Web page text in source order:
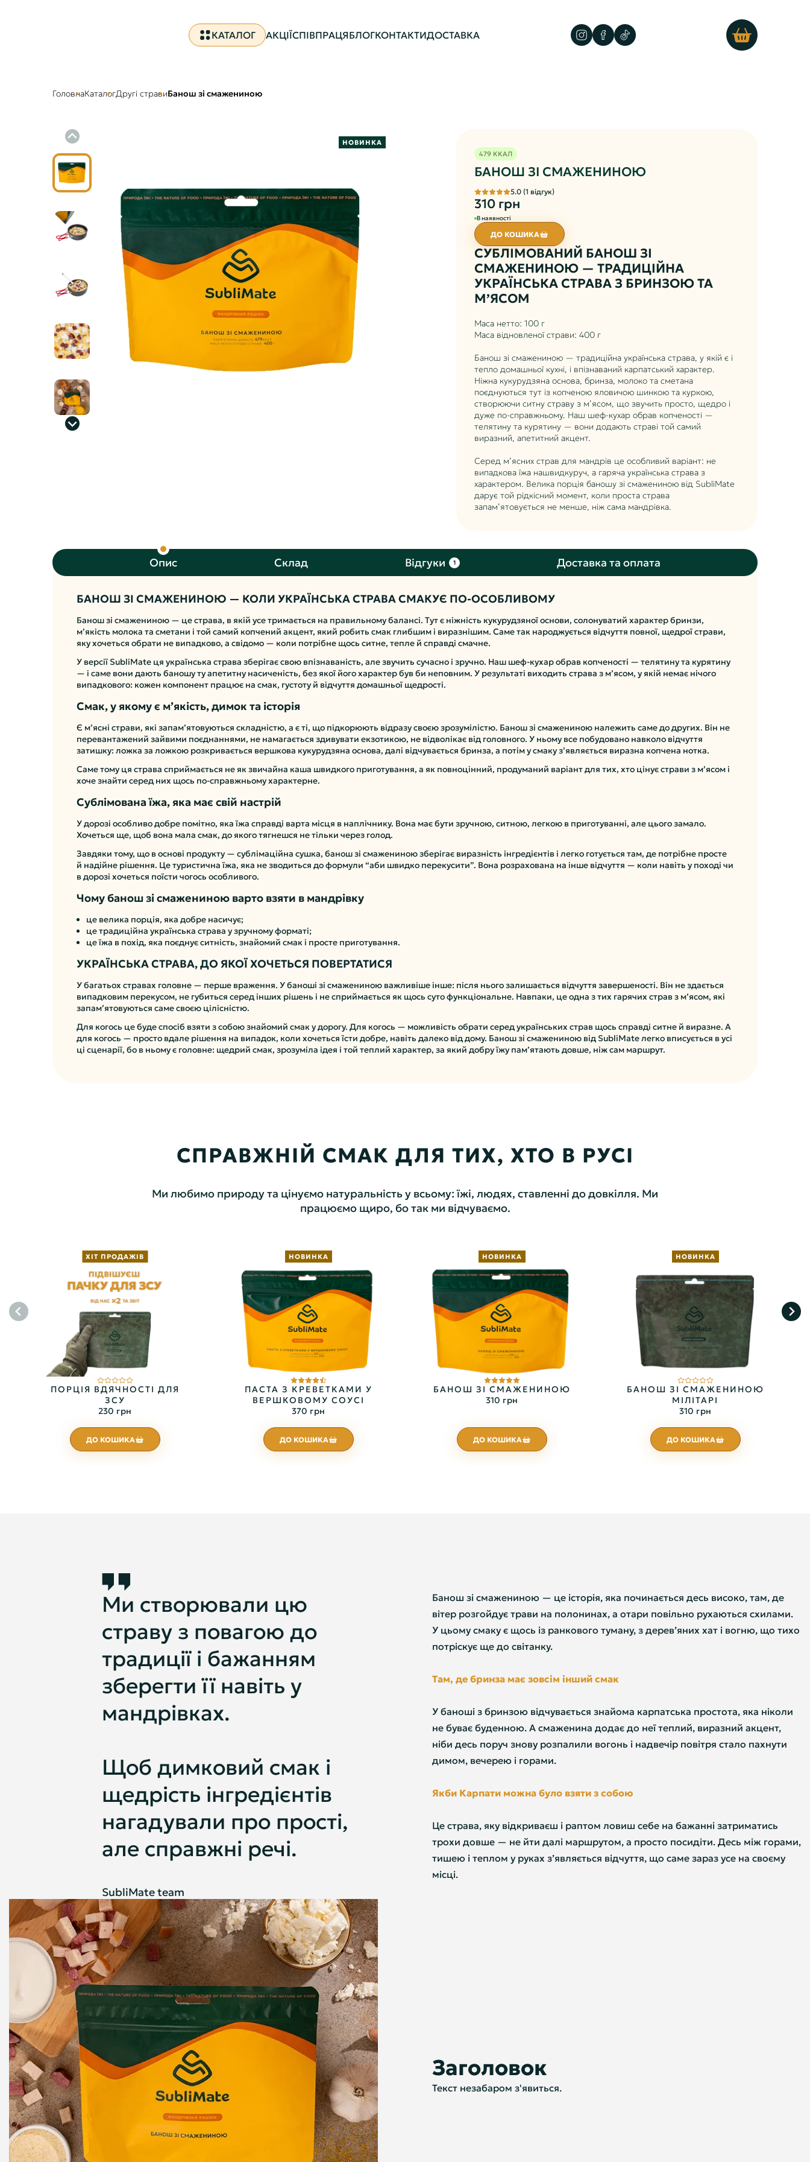
КАТАЛОГ АКЦІЇСПІВПРАЦЯБЛОГКОНТАКТИДОСТАВКА
ГоловнаКаталогДругі стравиБанош зі смажениною
НОВИНКА
479 ККАЛ
БАНОШ ЗІ СМАЖЕНИНОЮ
5.0 (1 відгук)
310 грн
В наявності
ДО КОШИКА
СУБЛІМОВАНИЙ БАНОШ ЗІ
СМАЖЕНИНОЮ — ТРАДИЦІЙНА
УКРАЇНСЬКА СТРАВА З БРИНЗОЮ ТА
М’ЯСОМ
Маса нетто: 100 г
Маса відновленої страви: 400 г
Банош зі смажениною — традиційна українська страва, у якій є і
тепло домашньої кухні, і впізнаваний карпатський характер.
Ніжна кукурудзяна основа, бринза, молоко та сметана
поєднуються тут із копченою яловичою шинкою та куркою,
створюючи ситну страву з м’ясом, що звучить просто, щедро і
дуже по-справжньому. Наш шеф-кухар обрав копченості —
телятину та курятину — вони додають страві той самий
виразний, апетитний акцент.
Серед м’ясних страв для мандрів це особливий варіант: не
випадкова їжа нашвидкуруч, а гаряча українська страва з
характером. Велика порція баношу зі смажениною від SubliMate
дарує той рідкісний момент, коли проста страва
запам’ятовується не менше, ніж сама мандрівка.
Опис Склад Відгуки 1 Доставка та оплата
БАНОШ ЗІ СМАЖЕНИНОЮ — КОЛИ УКРАЇНСЬКА СТРАВА СМАКУЄ ПО-ОСОБЛИВОМУ
Банош зі смажениною — це страва, в якій усе тримається на правильному балансі. Тут є ніжність кукурудзяної основи, солонуватий характер бринзи,
м’якість молока та сметани і той самий копчений акцент, який робить смак глибшим і виразнішим. Саме так народжується відчуття повної, щедрої страви,
яку хочеться обрати не випадково, а свідомо — коли потрібне щось ситне, тепле й справді смачне.
У версії SubliMate ця українська страва зберігає свою впізнаваність, але звучить сучасно і зручно. Наш шеф-кухар обрав копченості — телятину та курятину
— і саме вони дають баношу ту апетитну насиченість, без якої його характер був би неповним. У результаті виходить страва з м’ясом, у якій немає нічого
випадкового: кожен компонент працює на смак, густоту й відчуття домашньої щедрості.
Смак, у якому є м’якість, димок та історія
Є м’ясні страви, які запам’ятовуються складністю, а є ті, що підкорюють відразу своєю зрозумілістю. Банош зі смажениною належить саме до других. Він не
перевантажений зайвими поєднаннями, не намагається здивувати екзотикою, не відволікає від головного. У ньому все побудовано навколо відчуття
затишку: ложка за ложкою розкривається вершкова кукурудзяна основа, далі відчувається бринза, а потім у смаку з’являється виразна копчена нотка.
Саме тому ця страва сприймається не як звичайна каша швидкого приготування, а як повноцінний, продуманий варіант для тих, хто цінує страви з м’ясом і
хоче знайти серед них щось по-справжньому характерне.
Сублімована їжа, яка має свій настрій
У дорозі особливо добре помітно, яка їжа справді варта місця в наплічнику. Вона має бути зручною, ситною, легкою в приготуванні, але цього замало.
Хочеться ще, щоб вона мала смак, до якого тягнешся не тільки через голод.
Завдяки тому, що в основі продукту — сублімаційна сушка, банош зі смажениною зберігає виразність інгредієнтів і легко готується там, де потрібне просте
й надійне рішення. Це туристична їжа, яка не зводиться до формули “аби швидко перекусити”. Вона розрахована на інше відчуття — коли навіть у поході чи
в дорозі хочеться поїсти чогось особливого.
Чому банош зі смажениною варто взяти в мандрівку
це велика порція, яка добре насичує;
це традиційна українська страва у зручному форматі;
це їжа в похід, яка поєднує ситність, знайомий смак і просте приготування.
УКРАЇНСЬКА СТРАВА, ДО ЯКОЇ ХОЧЕТЬСЯ ПОВЕРТАТИСЯ
У багатьох стравах головне — перше враження. У баноші зі смажениною важливіше інше: після нього залишається відчуття завершеності. Він не здається
випадковим перекусом, не губиться серед інших рішень і не сприймається як щось суто функціональне. Навпаки, це одна з тих гарячих страв з м’ясом, які
запам’ятовуються саме своєю цілісністю.
Для когось це буде спосіб взяти з собою знайомий смак у дорогу. Для когось — можливість обрати серед українських страв щось справді ситне й виразне. А
для когось — просто вдале рішення на випадок, коли хочеться їсти добре, навіть далеко від дому. Банош зі смажениною від SubliMate легко вписується в усі
ці сценарії, бо в ньому є головне: щедрий смак, зрозуміла ідея і той теплий характер, за який добру їжу пам’ятають довше, ніж сам маршрут.
СПРАВЖНІЙ СМАК ДЛЯ ТИХ, ХТО В РУСІ
Ми любимо природу та цінуємо натуральність у всьому: їжі, людях, ставленні до довкілля. Ми
працюємо щиро, бо так ми відчуваємо.
ХІТ ПРОДАЖІВ
ПОРЦІЯ ВДЯЧНОСТІ ДЛЯ
ЗСУ
230 грн
ДО КОШИКА
НОВИНКА
ПАСТА З КРЕВЕТКАМИ У
ВЕРШКОВОМУ СОУСІ
370 грн
ДО КОШИКА
НОВИНКА
БАНОШ ЗІ СМАЖЕНИНОЮ
310 грн
ДО КОШИКА
НОВИНКА
БАНОШ ЗІ СМАЖЕНИНОЮ
МІЛІТАРІ
310 грн
ДО КОШИКА
Ми створювали цю
страву з повагою до
традиції і бажанням
зберегти її навіть у
мандрівках.
Щоб димковий смак і
щедрість інгредієнтів
нагадували про прості,
але справжні речі.
SubliMate team
Банош зі смажениною — це історія, яка починається десь високо, там, де
вітер розгойдує трави на полонинах, а отари повільно рухаються схилами.
У цьому смаку є щось із ранкового туману, з дерев’яних хат і вогню, що тихо
потріскує ще до світанку.
Там, де бринза має зовсім інший смак
У баноші з бринзою відчувається знайома карпатська простота, яка ніколи
не буває буденною. А смаженина додає до неї теплий, виразний акцент,
ніби десь поруч знову розпалили вогонь і надвечір повітря стало пахнути
димом, вечерею і горами.
Якби Карпати можна було взяти з собою
Це страва, яку відкриваєш і раптом ловиш себе на бажанні затриматись
трохи довше — не йти далі маршрутом, а просто посидіти. Десь між горами,
тишею і теплом у руках з’являється відчуття, що саме зараз усе на своєму
місці.
Заголовок
Текст незабаром з'явиться.